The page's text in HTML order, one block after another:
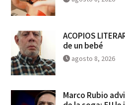
ACOPIOS
de un bebé
agosto 8, 2026
Marco Rubio